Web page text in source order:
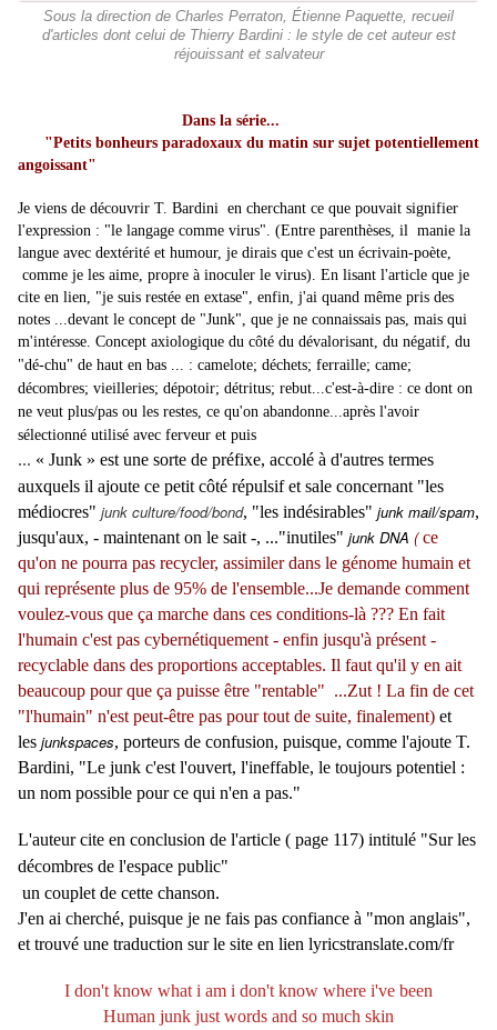
Sous la direction de Charles Perraton, Étienne Paquette, recueil
d'articles dont celui de Thierry Bardini : le style de cet auteur est
réjouissant et salvateur
Dans la série...
"Petits bonheurs paradoxaux du matin sur sujet potentiellement
angoissant"
Je viens de découvrir T. Bardini en cherchant ce que pouvait signifier
l'expression : "le langage comme virus". (Entre parenthèses, il manie la
langue avec dextérité et humour, je dirais que c'est un écrivain-poète,
comme je les aime, propre à inoculer le virus). En lisant l'article que je
cite en lien, "je suis restée en extase", enfin, j'ai quand même pris des
notes ...devant le concept de "Junk", que je ne connaissais pas, mais qui
m'intéresse. Concept axiologique du côté du dévalorisant, du négatif, du
"dé-chu" de haut en bas ... : camelote; déchets; ferraille; came;
décombres; vieilleries; dépotoir; détritus; rebut...c'est-à-dire : ce dont on
ne veut plus/pas ou les restes, ce qu'on abandonne...après l'avoir
sélectionné utilisé avec ferveur et puis
... « Junk » est une sorte de préfixe, accolé à d'autres termes
auxquels il ajoute ce petit côté répulsif et sale concernant "les
médiocres" junk culture/food/bond, "les indésirables" junk mail/spam,
jusqu'aux, - maintenant on le sait -, ..."inutiles" junk DNA ( ce
qu'on ne pourra pas recycler, assimiler dans le génome humain et
qui représente plus de 95% de l'ensemble...Je demande comment
voulez-vous que ça marche dans ces conditions-là ??? En fait
l'humain c'est pas cybernétiquement - enfin jusqu'à présent -
recyclable dans des proportions acceptables. Il faut qu'il y en ait
beaucoup pour que ça puisse être "rentable" ...Zut ! La fin de cet
"l'humain" n'est peut-être pas pour tout de suite, finalement) et
les junkspaces, porteurs de confusion, puisque, comme l'ajoute T.
Bardini, "Le junk c'est l'ouvert, l'ineffable, le toujours potentiel :
un nom possible pour ce qui n'en a pas."
L'auteur cite en conclusion de l'article ( page 117) intitulé "Sur les
décombres de l'espace public"
un couplet de cette chanson.
J'en ai cherché, puisque je ne fais pas confiance à "mon anglais",
et trouvé une traduction sur le site en lien lyricstranslate.com/fr
I don't know what i am i don't know where i've been
Human junk just words and so much skin